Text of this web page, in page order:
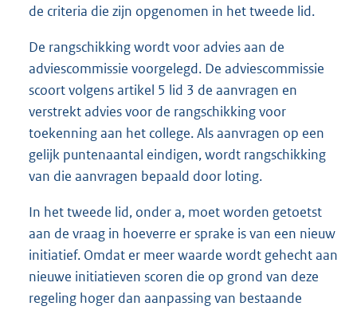
de criteria die zijn opgenomen in het tweede lid.
De rangschikking wordt voor advies aan de
adviescommissie voorgelegd. De adviescommissie
scoort volgens artikel 5 lid 3 de aanvragen en
verstrekt advies voor de rangschikking voor
toekenning aan het college. Als aanvragen op een
gelijk puntenaantal eindigen, wordt rangschikking
van die aanvragen bepaald door loting.
In het tweede lid, onder a, moet worden getoetst
aan de vraag in hoeverre er sprake is van een nieuw
initiatief. Omdat er meer waarde wordt gehecht aan
nieuwe initiatieven scoren die op grond van deze
regeling hoger dan aanpassing van bestaande